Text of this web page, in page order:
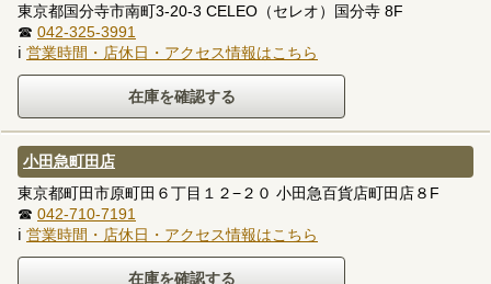
東京都国分寺市南町3-20-3 CELEO（セレオ）国分寺 8F
☎ 042-325-3991
ℹ 営業時間・店休日・アクセス情報はこちら
小田急町田店
東京都町田市原町田６丁目１２−２０ 小田急百貨店町田店８F
☎ 042-710-7191
ℹ 営業時間・店休日・アクセス情報はこちら